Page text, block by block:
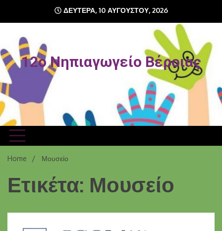
content
ΔΕΥΤΈΡΑ, 10 ΑΥΓΟΎΣΤΟΥ, 2026
12o Νηπιαγωγείο Βέροιας
Home Μουσείο
Ετικέτα: Μουσείο